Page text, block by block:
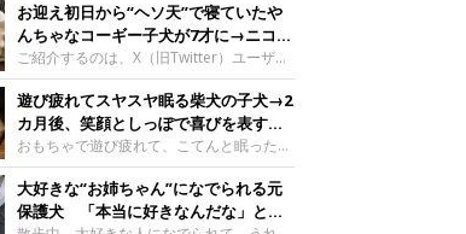
お迎え初日から“ヘソ天”で寝ていたや
んちゃなコーギー子犬が7才に→ニコニ
コ“コーギースマイル”が魅力のコに成
長！
ご紹介するのは、X（旧Twitter）ユーザー
＠Kus1oKg2vsgdWS2さんの愛犬でウェル
シュ・コーギー・ペンブロークの神楽ちゃ
ん。今年の8月で7才になるという神楽ちゃ
んですが、いったいどんな子犬時代を過ご
したのでしょうか。今回は、神楽ちゃんの
成長を飼い主さんと振り返ります！神楽ち
ゃんの成長について聞いた！お迎えから数
遊び疲れてスヤスヤ眠る柴犬の子犬→2
カ月後、笑顔としっぽで喜びを表すコ
に成長！
おもちゃで遊び疲れて、こてんと眠った子
犬。あれから2カ月、表情や行動にさまざ
まな変化が見られるようになりました。遊
び疲れて眠る生後2カ月のなっちゃん遊び
大好きな“お姉ちゃん”になでられる元
保護犬 「本当に好きなんだな」と感